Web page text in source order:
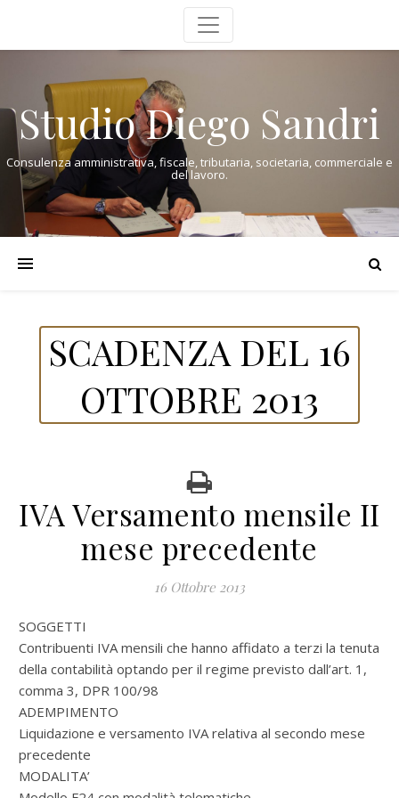
Studio Diego Sandri
Consulenza amministrativa, fiscale, tributaria, societaria, commerciale e
del lavoro.
SCADENZA DEL 16
OTTOBRE 2013
IVA Versamento mensile II
mese precedente
16 Ottobre 2013
SOGGETTI
Contribuenti IVA mensili che hanno affidato a terzi la tenuta
della contabilità optando per il regime previsto dall’art. 1,
comma 3, DPR 100/98
ADEMPIMENTO
Liquidazione e versamento IVA relativa al secondo mese
precedente
MODALITA’